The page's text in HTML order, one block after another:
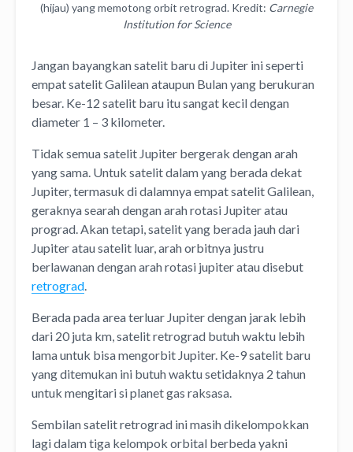
(hijau) yang memotong orbit retrograd. Kredit: Carnegie
Institution for Science
Jangan bayangkan satelit baru di Jupiter ini seperti
empat satelit Galilean ataupun Bulan yang berukuran
besar. Ke-12 satelit baru itu sangat kecil dengan
diameter 1 – 3 kilometer.
Tidak semua satelit Jupiter bergerak dengan arah
yang sama. Untuk satelit dalam yang berada dekat
Jupiter, termasuk di dalamnya empat satelit Galilean,
geraknya searah dengan arah rotasi Jupiter atau
prograd. Akan tetapi, satelit yang berada jauh dari
Jupiter atau satelit luar, arah orbitnya justru
berlawanan dengan arah rotasi jupiter atau disebut
retrograd.
Berada pada area terluar Jupiter dengan jarak lebih
dari 20 juta km, satelit retrograd butuh waktu lebih
lama untuk bisa mengorbit Jupiter. Ke-9 satelit baru
yang ditemukan ini butuh waktu setidaknya 2 tahun
untuk mengitari si planet gas raksasa.
Sembilan satelit retrograd ini masih dikelompokkan
lagi dalam tiga kelompok orbital berbeda yakni